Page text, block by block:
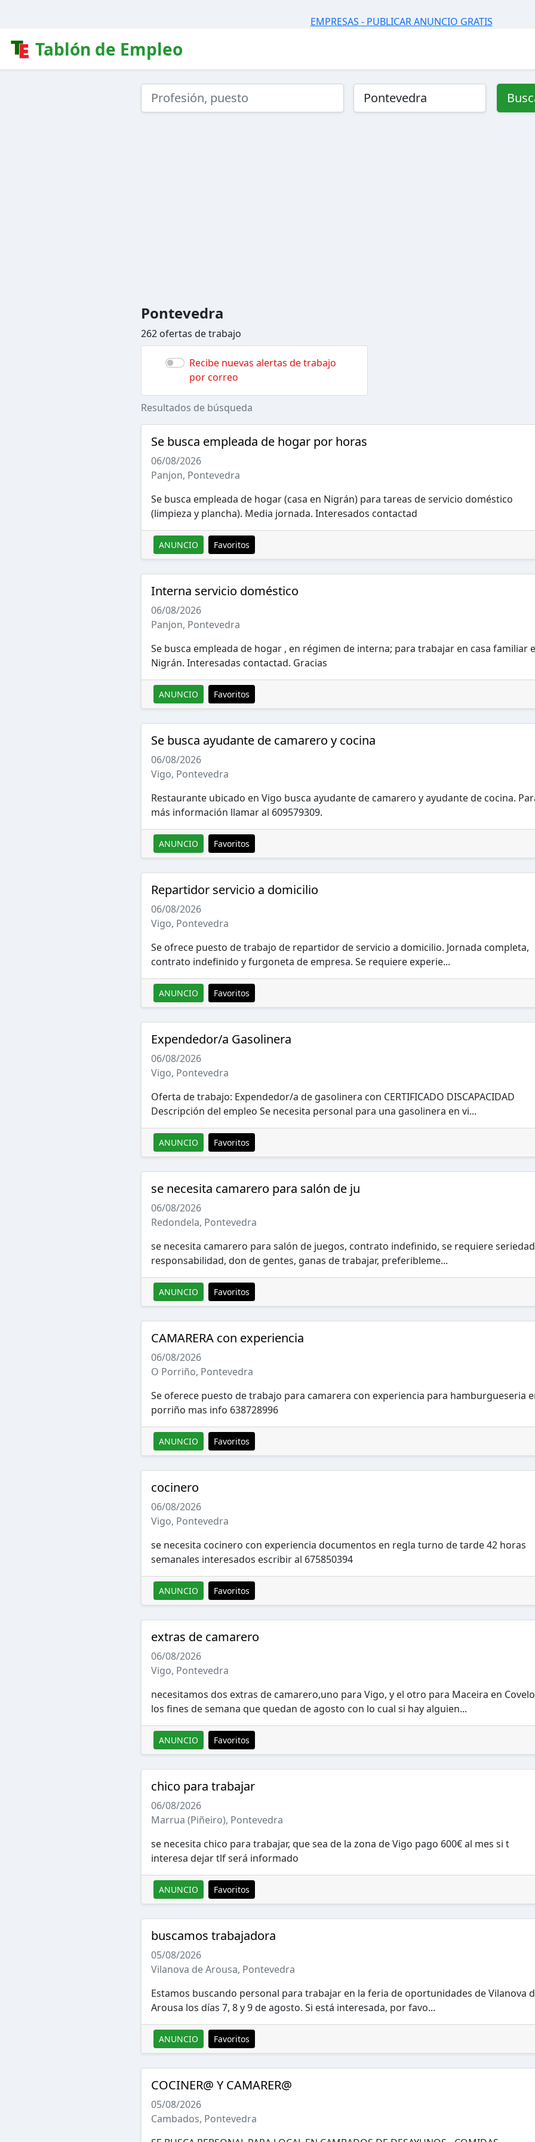
EMPRESAS - PUBLICAR ANUNCIO GRATIS
Tablón de Empleo
Pontevedra
262 ofertas de trabajo
Recibe nuevas alertas de trabajo
por correo
Resultados de búsqueda
Se busca empleada de hogar por horas
06/08/2026
Panjon, Pontevedra
Se busca empleada de hogar (casa en Nigrán) para tareas de servicio doméstico
(limpieza y plancha). Media jornada. Interesados contactad
ANUNCIO Favoritos
Interna servicio doméstico
06/08/2026
Panjon, Pontevedra
Se busca empleada de hogar , en régimen de interna; para trabajar en casa familiar
Nigrán. Interesadas contactad. Gracias
ANUNCIO Favoritos
Se busca ayudante de camarero y cocina
06/08/2026
Vigo, Pontevedra
Restaurante ubicado en Vigo busca ayudante de camarero y ayudante de cocina.
más información llamar al 609579309.
ANUNCIO Favoritos
Repartidor servicio a domicilio
06/08/2026
Vigo, Pontevedra
Se ofrece puesto de trabajo de repartidor de servicio a domicilio. Jornada completa,
contrato indefinido y furgoneta de empresa. Se requiere experie...
ANUNCIO Favoritos
Expendedor/a Gasolinera
06/08/2026
Vigo, Pontevedra
Oferta de trabajo: Expendedor/a de gasolinera con CERTIFICADO DISCAPACIDAD
Descripción del empleo Se necesita personal para una gasolinera en vi...
ANUNCIO Favoritos
se necesita camarero para salón de ju
06/08/2026
Redondela, Pontevedra
se necesita camarero para salón de juegos, contrato indefinido, se requiere
responsabilidad, don de gentes, ganas de trabajar, preferibleme...
ANUNCIO Favoritos
CAMARERA con experiencia
06/08/2026
O Porriño, Pontevedra
Se oferece puesto de trabajo para camarera con experiencia para hamburgueseria
porriño mas info 638728996
ANUNCIO Favoritos
cocinero
06/08/2026
Vigo, Pontevedra
se necesita cocinero con experiencia documentos en regla turno de tarde 42 horas
semanales interesados escribir al 675850394
ANUNCIO Favoritos
extras de camarero
06/08/2026
Vigo, Pontevedra
necesitamos dos extras de camarero,uno para Vigo, y el otro para Maceira en Covelo
los fines de semana que quedan de agosto con lo cual si hay alguien...
ANUNCIO Favoritos
chico para trabajar
06/08/2026
Marrua (Piñeiro), Pontevedra
se necesita chico para trabajar, que sea de la zona de Vigo pago 600€ al mes si t
interesa dejar tlf será informado
ANUNCIO Favoritos
buscamos trabajadora
05/08/2026
Vilanova de Arousa, Pontevedra
Estamos buscando personal para trabajar en la feria de oportunidades de Vilanova
Arousa los días 7, 8 y 9 de agosto. Si está interesada, por favo...
ANUNCIO Favoritos
COCINER@ Y CAMARER@
05/08/2026
Cambados, Pontevedra